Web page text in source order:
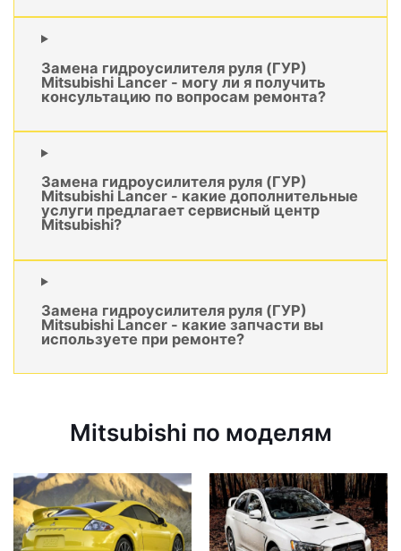
Замена гидроусилителя руля (ГУР)
Mitsubishi Lancer - могу ли я получить
консультацию по вопросам ремонта?
Замена гидроусилителя руля (ГУР)
Mitsubishi Lancer - какие дополнительные
услуги предлагает сервисный центр
Mitsubishi?
Замена гидроусилителя руля (ГУР)
Mitsubishi Lancer - какие запчасти вы
используете при ремонте?
Mitsubishi по моделям